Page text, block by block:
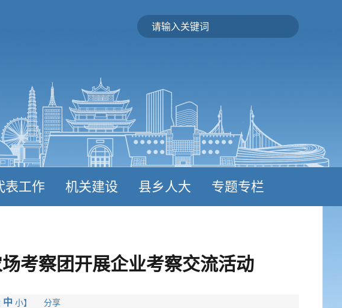
表工作 机关建设 县乡人大 专题专栏
考察团开展企业考察交流活动
中 小】 分享